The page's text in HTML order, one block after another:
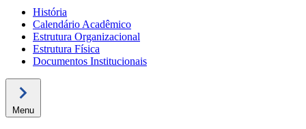
História
Calendário Acadêmico
Estrutura Organizacional
Estrutura Física
Documentos Institucionais
Menu